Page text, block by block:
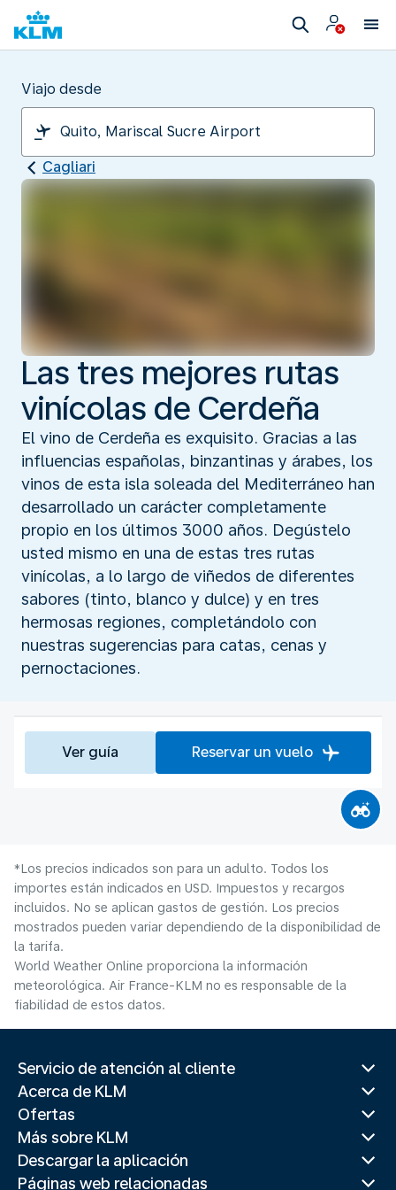
Viajo desde
Cagliari
Las tres mejores rutas
vinícolas de Cerdeña
El vino de Cerdeña es exquisito. Gracias a las
influencias españolas, binzantinas y árabes, los
vinos de esta isla soleada del Mediterráneo han
desarrollado un carácter completamente
propio en los últimos 3000 años. Degústelo
usted mismo en una de estas tres rutas
vinícolas, a lo largo de viñedos de diferentes
sabores (tinto, blanco y dulce) y en tres
hermosas regiones, completándolo con
nuestras sugerencias para catas, cenas y
pernoctaciones.
Ver guía Reservar un vuelo
*Los precios indicados son para un adulto. Todos los
importes están indicados en USD. Impuestos y recargos
incluidos. No se aplican gastos de gestión. Los precios
mostrados pueden variar dependiendo de la disponibilidad de
la tarifa.
World Weather Online proporciona la información
meteorológica. Air France-KLM no es responsable de la
fiabilidad de estos datos.
Servicio de atención al cliente
Acerca de KLM
Ofertas
Más sobre KLM
Descargar la aplicación
Páginas web relacionadas